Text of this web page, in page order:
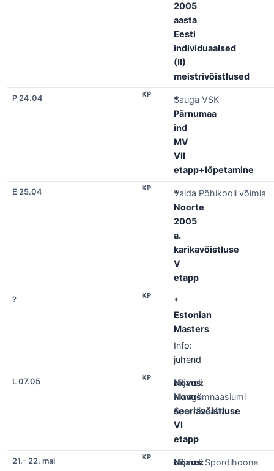
2005
aasta
Eesti
individuaalsed
(II)
meistrivõistlused
P 24.04 KP
*
Pärnumaa
ind
MV
VII
etapp+lõpetamine
Sauga VSK
E 25.04 KP
*
Noorte
2005
a.
karikavõistluse
V
etapp
Vaida Põhikooli võimla
? KP
*
Estonian
Masters
Info:
juhend
L 07.05 KP
Novus:
Novus
seeriavõistluse
VI
etapp
Viljandi
Maagümnaasiumi
Spordisaalis
21.- 22. mai KP Novus:
Viljandi Spordihoone